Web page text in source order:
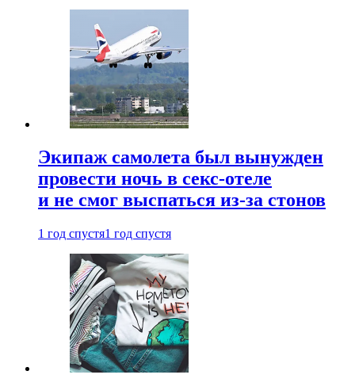
Экипаж самолета был вынужден
провести ночь в секс-отеле
и не смог выспаться из-за стонов
1 год спустя1 год спустя